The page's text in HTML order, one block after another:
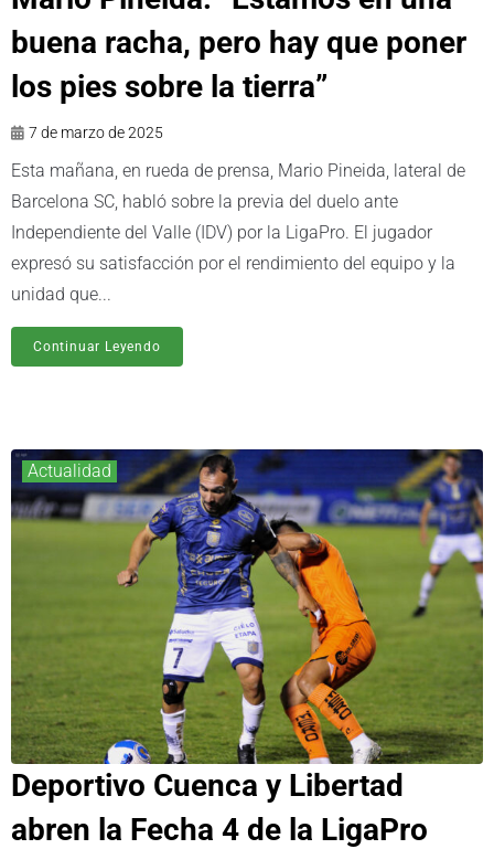
buena racha, pero hay que poner
los pies sobre la tierra”
7 de marzo de 2025
Esta mañana, en rueda de prensa, Mario Pineida, lateral de
Barcelona SC, habló sobre la previa del duelo ante
Independiente del Valle (IDV) por la LigaPro. El jugador
expresó su satisfacción por el rendimiento del equipo y la
unidad que...
Continuar Leyendo
Actualidad
Deportivo Cuenca y Libertad
abren la Fecha 4 de la LigaPro